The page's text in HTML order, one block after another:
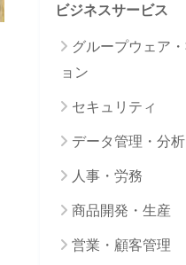
ビジネスサービス
グループウェア
ョン
セキュリティ
データ管理・分析
人事・労務
商品開発・生産
営業・顧客管理